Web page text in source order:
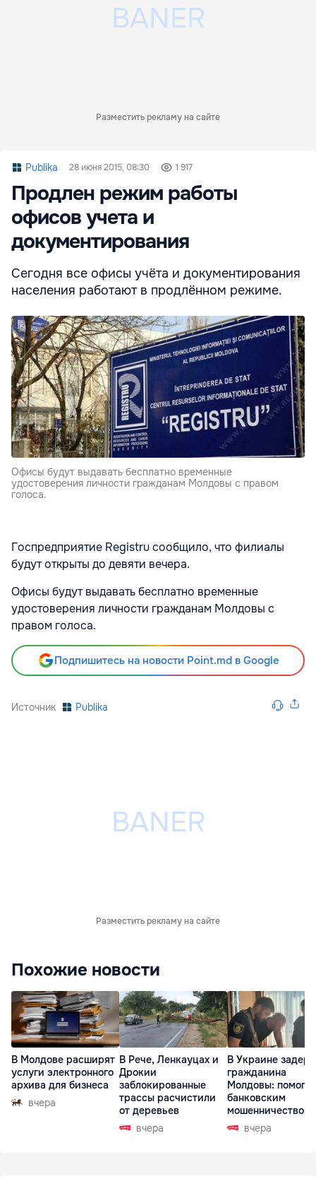
Разместить рекламу на сайте
Publika 28 июня 2015, 08:30 1 917
Продлен режим работы
офисов учета и
документирования
Сегодня все офисы учёта и документирования
населения работают в продлённом режиме.
Офисы будут выдавать бесплатно временные
удостоверения личности гражданам Молдовы с правом
голоса.
Госпредприятие Registru сообщило, что филиалы
будут открыты до девяти вечера.
Офисы будут выдавать бесплатно временные
удостоверения личности гражданам Молдовы с
правом голоса.
Подпишитесь на новости Point.md в Google
Источник Publika
Разместить рекламу на сайте
Похожие новости
В Молдове расширят
услуги электронного
архива для бизнеса
вчера
В Рече, Ленкауцах и
Дрокии
заблокированные
трассы расчистили
от деревьев
вчера
В Украине
гражданина
Молдовы:
банковским
мошенничеством
Чехиивчера